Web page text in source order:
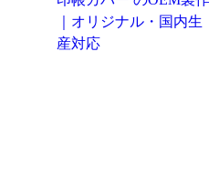
｜オリジナル・国内生
産対応